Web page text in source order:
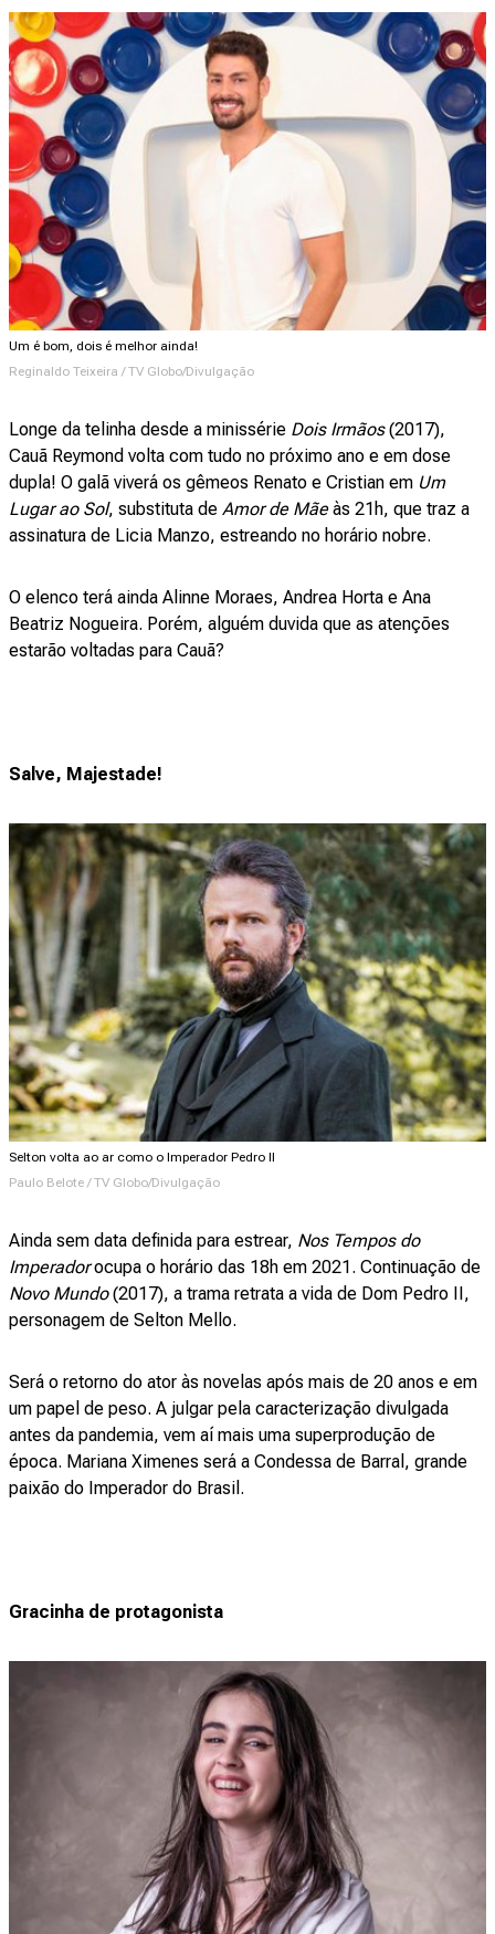
Um é bom, dois é melhor ainda!
Reginaldo Teixeira / TV Globo/Divulgação
Longe da telinha desde a minissérie Dois Irmãos(2017),
Cauã Reymond volta com tudo no próximo ano e em dose
dupla! O galã viverá os gêmeos Renato e Cristian em Um
Lugar ao Sol, substituta de Amor de Mãeàs 21h, que traz a
assinatura de Licia Manzo, estreando no horário nobre.
O elenco terá ainda Alinne Moraes, Andrea Horta e Ana
Beatriz Nogueira. Porém, alguém duvida que as atenções
estarão voltadas para Cauã?
Salve, Majestade!
Selton volta ao ar como o Imperador Pedro II
Paulo Belote / TV Globo/Divulgação
Ainda sem data definida para estrear, Nos Tempos do
Imperadorocupa o horário das 18h em 2021. Continuação de
Novo Mundo(2017), a trama retrata a vida de Dom Pedro II,
personagem de Selton Mello.
Será o retorno do ator às novelas após mais de 20 anos e em
um papel de peso. A julgar pela caracterização divulgada
antes da pandemia, vem aí mais uma superprodução de
época. Mariana Ximenes será a Condessa de Barral, grande
paixão do Imperador do Brasil.
Gracinha de protagonista